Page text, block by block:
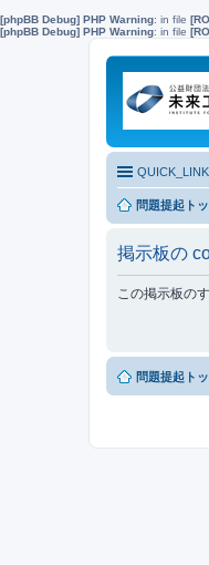
[phpBB Debug] PHP Warning: in file
[phpBB Debug] PHP Warning: in file
問題提起ト
掲示板の
この掲示板の
問題提起ト